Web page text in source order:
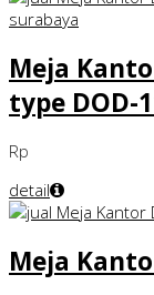
Meja
type DOD-
Rp
detail
Meja